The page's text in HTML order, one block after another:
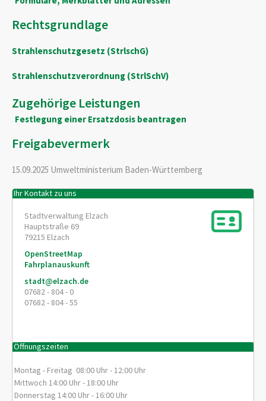
Rechtsgrundlage
Strahlenschutzgesetz (StrlschG)
Strahlenschutzverordnung (StrlSchV)
Zugehörige Leistungen
Festlegung einer Ersatzdosis beantragen
Freigabevermerk
15.09.2025 Umweltministerium Baden-Württemberg
Ihr Kontakt zu uns
Stadtverwaltung Elzach
Hauptstraße 69
79215 Elzach
OpenStreetMap
Fahrplanauskunft
stadt@elzach.de
07682 - 804 - 0
07682 - 804 - 55
Öffnungszeiten
Montag - Freitag 08:00 Uhr - 12:00 Uhr
Mittwoch 14:00 Uhr - 18:00 Uhr
Donnerstag 14:00 Uhr - 16:00 Uhr